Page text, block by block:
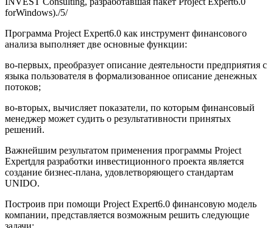
forWindows)./5/
Программа Project Expert6.0 как инструмент финансового
анализа выполняет две основные функции:
во-первых, преобразует описание деятельности предприятия с
языка пользователя в формализован­ное описание денежных
потоков;
во-вторых, вычисляет показатели, по которым финансовый
менеджер может судить о результативности принятых
решений.
Важнейшим результатом применения программы Project
Expertдля разработки инвестиционного проекта является
создание бизнес­-плана, удовлетворяющего стандартам
UNIDO.
Построив при помощи Project Expert6.0 финансовую модель
компании, представляется возможным решить следующие
задачи: